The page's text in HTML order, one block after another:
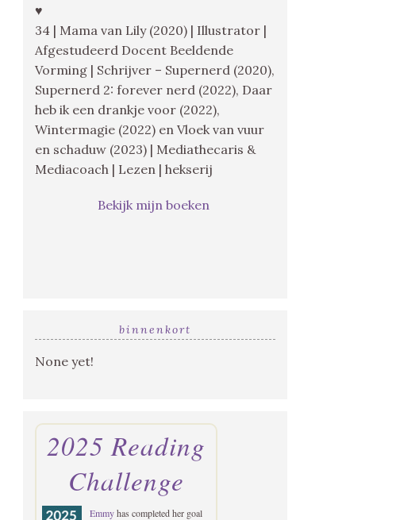
♥
34 | Mama van Lily (2020) | Illustrator |
Afgestudeerd Docent Beeldende
Vorming | Schrijver – Supernerd (2020),
Supernerd 2: forever nerd (2022), Daar
heb ik een drankje voor (2022),
Wintermagie (2022) en Vloek van vuur
en schaduw (2023) | Mediathecaris &
Mediacoach | Lezen | hekserij
Bekijk mijn boeken
binnenkort
None yet!
2025 Reading
Challenge
Emmyhas completed her goal